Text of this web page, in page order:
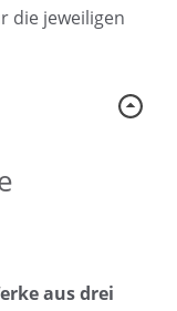
die jeweiligen
aus drei